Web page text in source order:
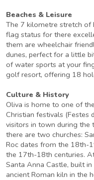
Beaches & Leisure
The 7 kilometre stretch of
flag status for there
them are wheelchair
dunes, perfect for a little
of water sports at your
golf resort, offering 18
Culture & History
Oliva is home to one of
Christian festivals (Festes
visitors in town during the
there are two churches:
Roc dates from the 18th-
the 17th-18th centuries.
Santa Anna Castle, built
ancient Roman kiln in the